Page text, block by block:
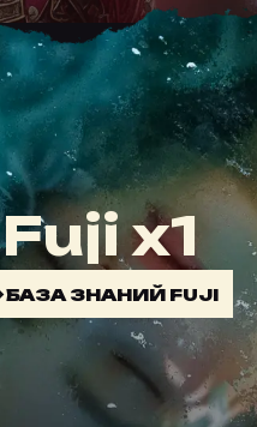
Fuji x1
БАЗА ЗНАНИЙ FUJI